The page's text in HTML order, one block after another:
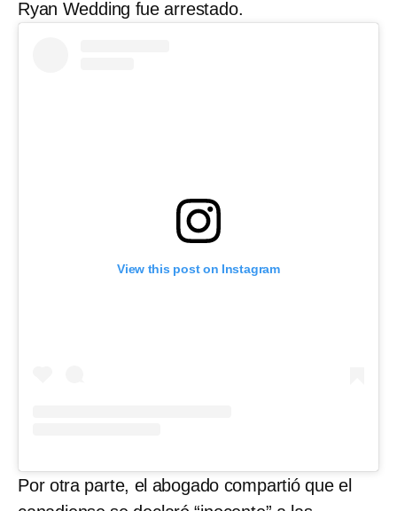
Ryan Wedding fue arrestado.
View this post on Instagram
Por otra parte, el abogado compartió que el